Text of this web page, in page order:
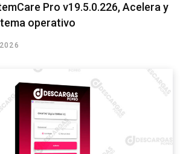
Pro v19.5.0.226, Acelera y
operativo